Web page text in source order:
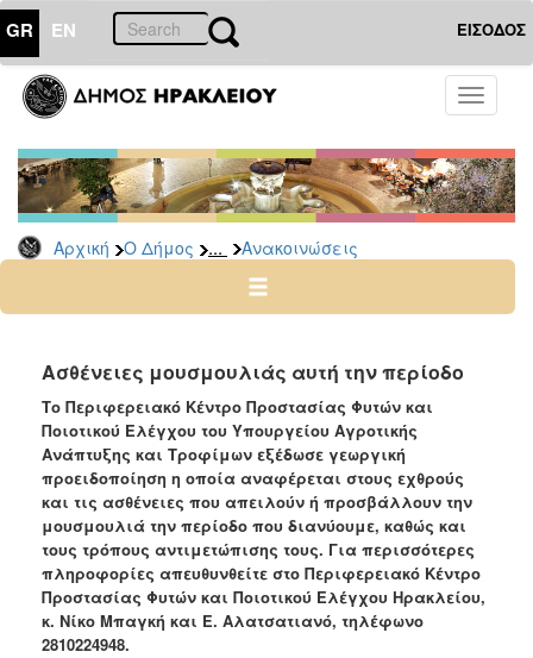
GR EN ΕΙΣΟΔΟΣ
Toggle
Αρχική Ο Δήμος ... Ανακοινώσεις
ΔΗΜΟΣ
Υπηρεσίες
&
Φορείς
Δημοτικές
Υπηρεσίες
Ηλεκτρονική
Σχολικές
Επιτροπές
Αγροτική
Ανάπτυξη
Ανακοινώσεις
Προγράμματα
Προσχολική
Αγωγή
Ασθένειες μουσμουλιάς αυτή την περίοδο
Το Περιφερειακό Κέντρο Προστασίας Φυτών και
Ποιοτικού Ελέγχου του Υπουργείου Αγροτικής
Ανάπτυξης και Τροφίμων εξέδωσε γεωργική
προειδοποίηση η οποία αναφέρεται στους εχθρούς
και τις ασθένειες που απειλούν ή προσβάλλουν την
μουσμουλιά την περίοδο που διανύουμε, καθώς και
τους τρόπους αντιμετώπισης τους. Για περισσότερες
πληροφορίες απευθυνθείτε στο Περιφερειακό Κέντρο
Προστασίας Φυτών και Ποιοτικού Ελέγχου Ηρακλείου,
κ. Νίκο Μπαγκή και Ε. Αλατσατιανό, τηλέφωνο
2810224948.